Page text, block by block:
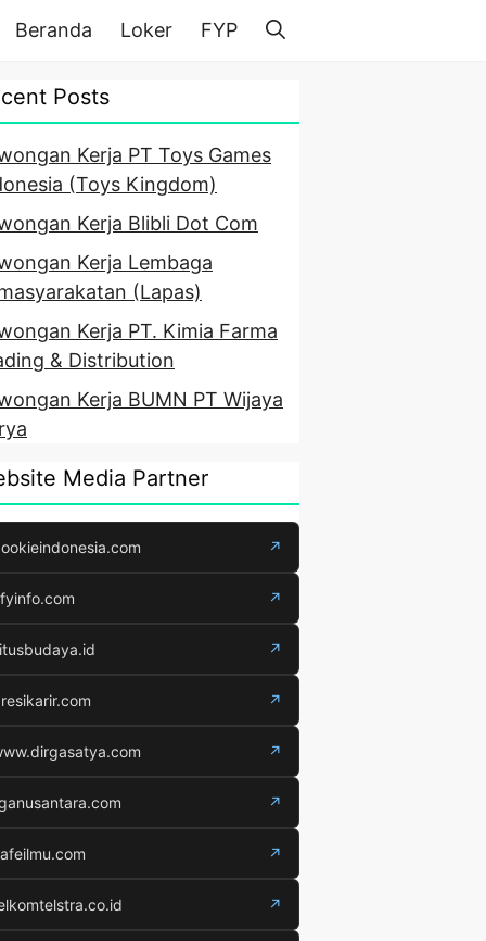
Beranda Loker FYP
Posts
Kerja PT Toys Games
(Toys Kingdom)
Kerja Blibli Dot Com
Kerja Lembaga
(Lapas)
Kerja PT. Kimia Farma
& Distribution
Kerja BUMN PT Wijaya
Media Partner
↗
↗
↗
↗
↗
↗
↗
↗